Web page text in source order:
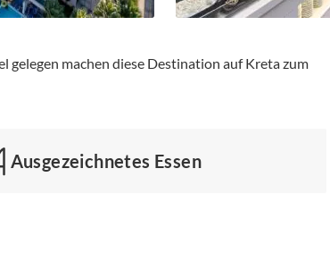
gelegen machen diese Destination auf Kreta zum
Ausgezeichnetes Essen